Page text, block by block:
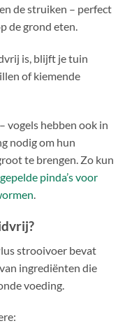
de struiken – perfect
de grond eten.
is, blijft je tuin
of kiemende
vogels hebben ook in
nodig om hun
te brengen. Zo kun
gepelde pinda’s voor
.
strooivoer bevat
ingrediënten die
voeding.